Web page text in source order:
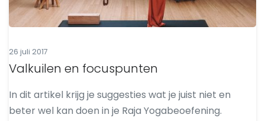
26 juli 2017
Valkuilen en focuspunten
In dit artikel krijg je suggesties wat je juist niet en
beter wel kan doen in je Raja Yogabeoefening.